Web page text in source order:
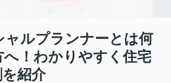
ャルプランナーとは何
！わかりやすく住宅
紹介